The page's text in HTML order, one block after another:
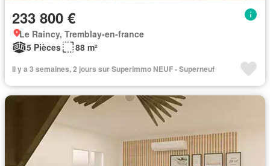
233 800 €
Le Raincy, Tremblay-en-france
5 Pièces
88 m²
Il y a 3 semaines, 2 jours sur Superimmo NEUF - Superneuf